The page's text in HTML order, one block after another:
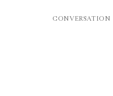
CONVERSATION
GALERIE CHANTAL